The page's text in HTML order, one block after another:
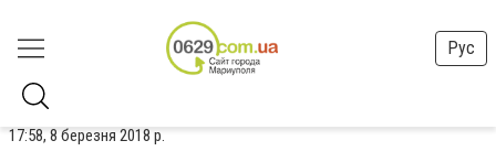
Рус
17:58, 8 березня 2018 р.